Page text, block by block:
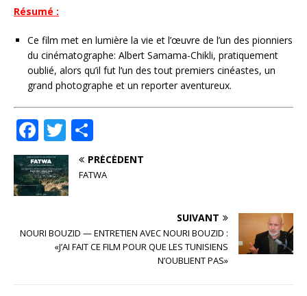
Résumé :
Ce film met en lumière la vie et l’œuvre de l’un des pionniers
du cinématographe: Albert Samama-Chikli, pratiquement
oublié, alors qu’il fut l’un des tout premiers cinéastes, un
grand photographe et un reporter aventureux.
F
a
c
e
o
T
w
it
te
ar
ta
r
PRÉCÉDENT
FATWA
SUIVANT
NOURI BOUZID — ENTRETIEN AVEC NOURI BOUZID :
«J’AI FAIT CE FILM POUR QUE LES TUNISIENS
N’OUBLIENT PAS»